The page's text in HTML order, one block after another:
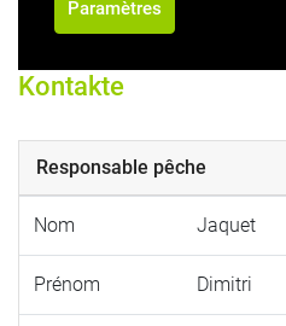
Paramètres
Kontakte
Responsable pêche
Nom Jaquet
Prénom Dimitri